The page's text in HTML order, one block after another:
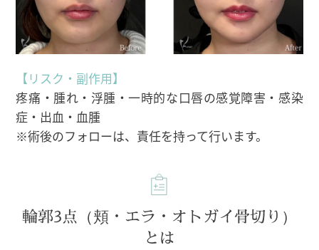
【リスク・副作用】
疼痛・腫れ・浮腫・一時的な口唇の感覚障害・感染
症・出血・血腫
※術後のフォローは、責任を持って行います。
輪郭3点（頬・エラ・オトガイ骨切り）
とは